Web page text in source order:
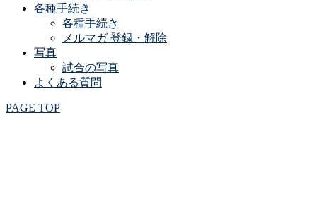
各種手続き
各種手続き
メルマガ 登録・解除
写真
試合の写真
よくある質問
PAGE TOP